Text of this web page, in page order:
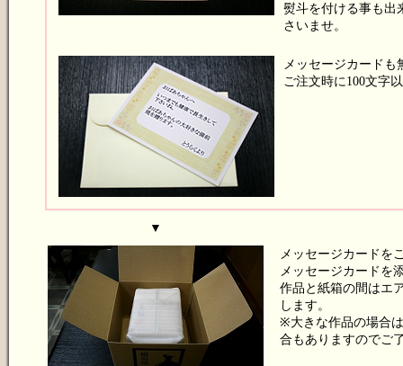
熨斗を付ける事も出
さいませ。
メッセージカード
ご注文時に100文字
▼
メッセージカードを
メッセージカードを
作品と紙箱の間はエ
します。
※大きな作品の場合
合もありますのでご